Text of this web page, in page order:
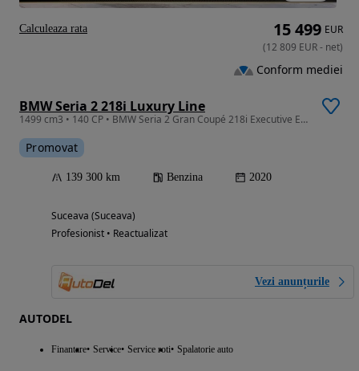
BMW Seria 2 218i Luxury Line
1499 cm3 • 140 CP • BMW Seria 2 Gran Coupé 218i Executive Edition
Promovat
139 300 km Benzina 2020
Suceava (Suceava)
Profesionist • Reactualizat
Vezi anunțurile
AUTODEL
Finantare Service Service roti Spalatorie auto
15 499 EUR
(12 809 EUR- net)
Conform mediei
Calculeaza rata